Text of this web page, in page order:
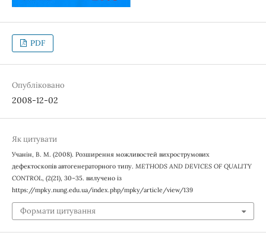
PDF
Опубліковано
2008-12-02
Як цитувати
Учанін, В. М. (2008). Розширення можливостей вихрострумових
дефектоскопів автогенераторного типу. METHODS AND DEVICES OF QUALITY
CONTROL, (2(21), 30–35. вилучено із
https://mpky.nung.edu.ua/index.php/mpky/article/view/139
Формати цитування